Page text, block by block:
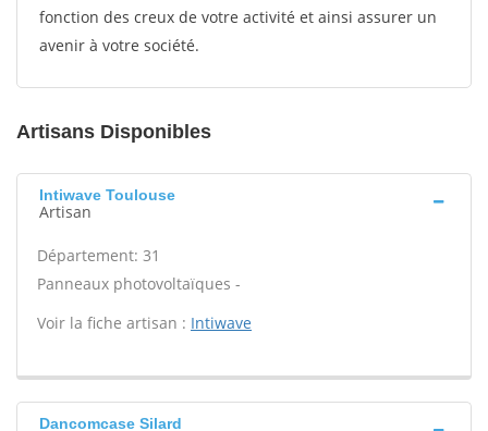
fonction des creux de votre activité et ainsi assurer un
avenir à votre société.
Artisans Disponibles
Intiwave Toulouse
Artisan
Département: 31
Panneaux photovoltaïques -
Voir la fiche artisan : Intiwave
Dancomcase Silard